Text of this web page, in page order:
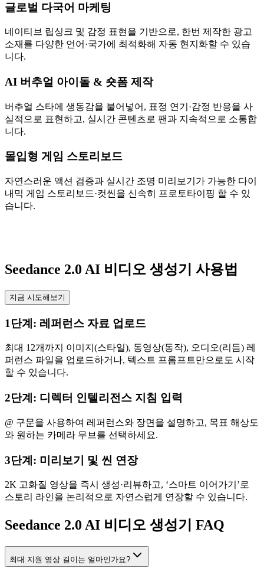
글로벌 다국어 마케팅
네이티브 립싱크 및 감정 표현을 기반으로, 한번 제작한 광고
소재를 다양한 언어·국가에 최적화해 자동 현지화할 수 있습
니다.
AI 버추얼 아이돌 & 숏폼 제작
버추얼 스타에 생동감을 불어넣어, 표정 연기·감정 반응을 사
실적으로 표현하고, 실시간 콘텐츠로 팬과 지속적으로 소통합
니다.
몰입형 게임 스토리보드
자연스러운 액션 검증과 실시간 조명 미리보기가 가능한 다이
내믹 게임 스토리보드·컷씬을 신속히 프로토타이핑 할 수 있
습니다.
Seedance 2.0 AI 비디오 생성기 사용법
지금 시도해보기
1단계: 레퍼런스 자료 업로드
최대 12개까지 이미지(스타일), 동영상(동작), 오디오(리듬) 레
퍼런스 파일을 업로드하거나, 텍스트 프롬프트만으로도 시작
할 수 있습니다.
2단계: 디렉터 인텔리전스 지침 입력
@ 구문을 사용하여 레퍼런스와 장면을 설명하고, 목표 해상도
와 원하는 카메라 무브를 선택하세요.
3단계: 미리보기 및 씬 연장
2K 고화질 영상을 즉시 생성·리뷰하고, ‘스마트 이어가기’로
스토리 라인을 논리적으로 자연스럽게 연장할 수 있습니다.
Seedance 2.0 AI 비디오 생성기 FAQ
최대 지원 영상 길이는 얼마인가요?